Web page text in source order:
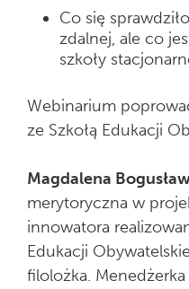
Co się
zdalnej, ale co
szkoły
Webinarium
ze Szkołą Edukacji
Magdalena
merytoryczna w
innowatora
Edukacji
filolożka.